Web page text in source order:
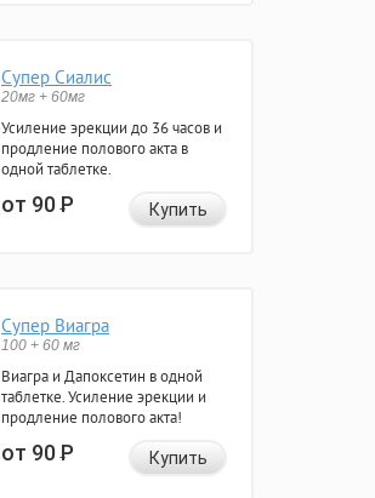
Супер Сиалис
20мг + 60мг
Усиление эрекции до 36 часов и
продление полового акта в
одной таблетке.
от 90Р Купить
Супер Виагра
100 + 60 мг
Виагра и Дапоксетин в одной
таблетке. Усиление эрекции и
продление полового акта!
от 90Р Купить